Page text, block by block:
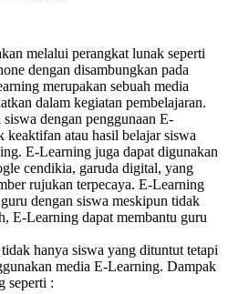
melalui perangkat lunak seperti
dengan disambungkan pada
merupakan sebuah media
dalam kegiatan pembelajaran.
dengan penggunaan E-
atau hasil belajar siswa
E-Learning juga dapat digunakan
cendikia, garuda digital, yang
rujukan terpecaya. E-Learning
dengan siswa meskipun tidak
E-Learning dapat membantu guru
hanya siswa yang dituntut tetapi
media E-Learning. Dampak
seperti :